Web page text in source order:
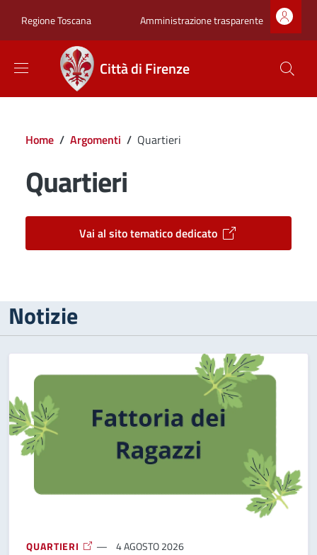
Regione Toscana Zona superiore
Amministrazione trasparente
Città di Firenze
Briciole di pane
Home / Argomenti / Quartieri
Quartieri
Vai al sito tematico dedicato
Notizie
QUARTIERI 4 AGOSTO 2026